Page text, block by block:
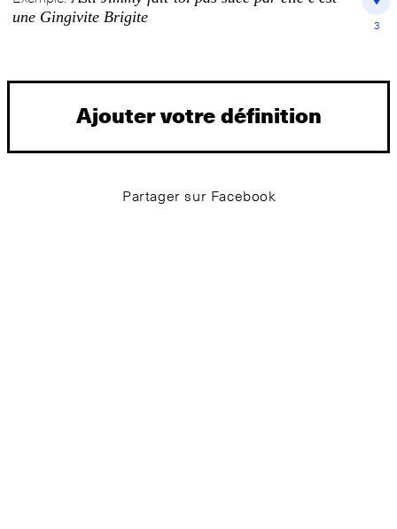
une Gingivite Brigite
3
Ajouter votre définition
Partager sur Facebook